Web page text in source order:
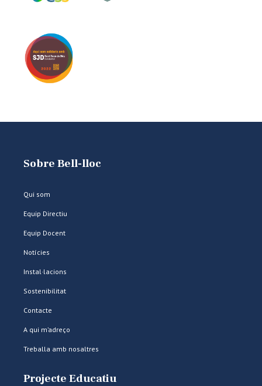
Sobre Bell-lloc
Qui som
Equip Directiu
Equip Docent
Notícies
Instal·lacions
Sostenibilitat
Contacte
A qui m’adreço
Treballa amb nosaltres
Projecte Educatiu